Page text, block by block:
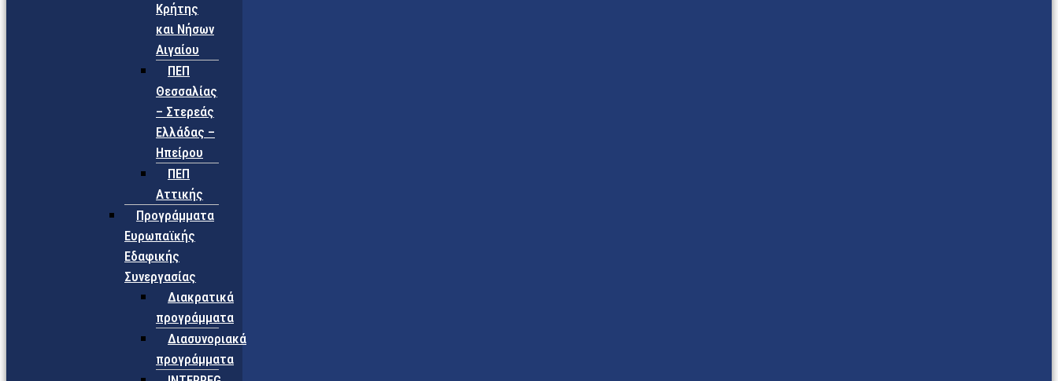
Κρήτης
και Νήσων
Αιγαίου
ΠΕΠ
Θεσσαλίας
– Στερεάς
Ελλάδας –
Ηπείρου
ΠΕΠ
Αττικής
Προγράμματα
Ευρωπαϊκής
Εδαφικής
Συνεργασίας
Διακρατικά
προγράμματα
Διασυνοριακά
προγράμματα